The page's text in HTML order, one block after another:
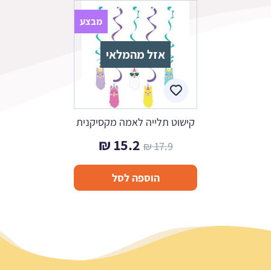
אזל מהמלאי
מבצע
קישוט תלייה לאמה מקסיקנית
17.9
₪ המחיר
המקורי
היה:
15.2
₪
הנוכחי
הוא:
הוספה לסל